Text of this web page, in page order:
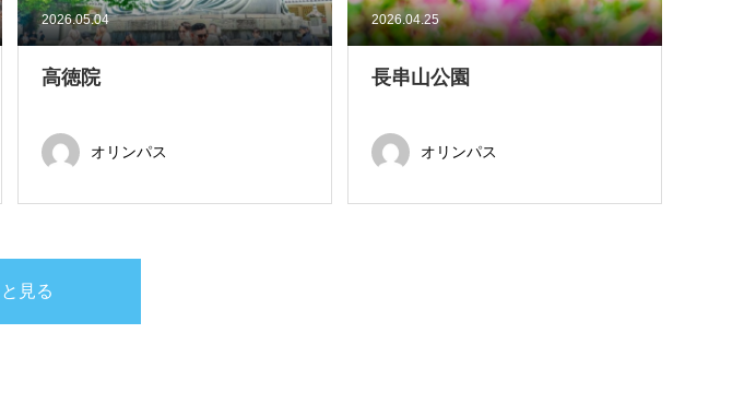
2026.05.04
高徳院
オリンパス
2026.04.25
長串山公園
オリンパス
見る